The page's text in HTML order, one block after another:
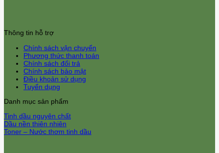
Thông tin hỗ trợ
Chính sách vận chuyển
Phương thức thanh toán
Chính sách đổi trả
Chính sách bảo mật
Điều khoản sử dụng
Tuyển dụng
Danh mục sản phẩm
Tinh dầu nguyên chất
Dầu nền thiên nhiên
Toner – Nước thơm tinh dầu